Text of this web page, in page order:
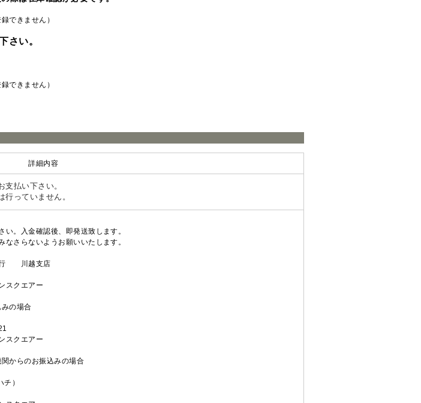
できません）
さい。
できません）
容
支払い下さい。
行っていません。
い。入金確認後、即発送致します。
さらないようお願いいたします。
行 川越支店
スクエアー
の場合
スクエアー
からのお振込みの場合
）